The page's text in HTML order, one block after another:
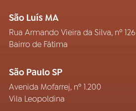
São Luís MA
Rua Armando Vieira da Silva, nº 126
Bairro de Fátima
São Paulo SP
Avenida Mofarrej, nº 1.200
Vila Leopoldina